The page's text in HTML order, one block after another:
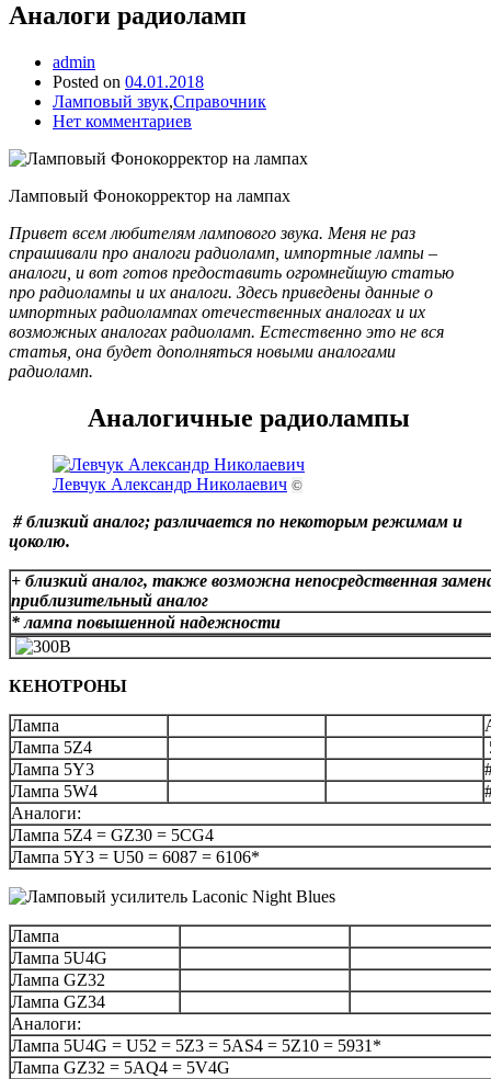
Аналоги радиоламп
admin
Posted on 04.01.2018
Ламповый звук,Справочник
Нет комментариев
Ламповый Фонокорректор на лампах
Привет всем любителям лампового звука. Меня не раз
спрашивали про аналоги радиоламп, импортные лампы –
аналоги, и вот готов предоставить огромнейшую статью
про радиолампы и их аналоги. Здесь приведены данные о
импортных радиолампах отечественных аналогах и их
возможных аналогах радиоламп. Естественно это не вся
статья, она будет дополняться новыми аналогами
радиоламп.
Аналогичные радиолампы
Левчук Александр Николаевич ©
# близкий аналог; различается по некоторым режимам и
цоколю.
+ близкий аналог, также возможна непосредственная
приблизительный аналог
* лампа повышенной надежности
КЕНОТРОНЫ
Лампа
Лампа 5Z4
Лампа 5Y3
Лампа 5W4
Аналоги:
Лампа 5Z4 = GZ30 = 5CG4
Лампа 5Y3 = U50 = 6087 = 6106*
Лампа
Лампа 5U4G
Лампа GZ32
Лампа GZ34
Аналоги:
Лампа 5U4G = U52 = 5Z3 = 5AS4 = 5Z10 = 5931*
Лампа GZ32 = 5AQ4 = 5V4G